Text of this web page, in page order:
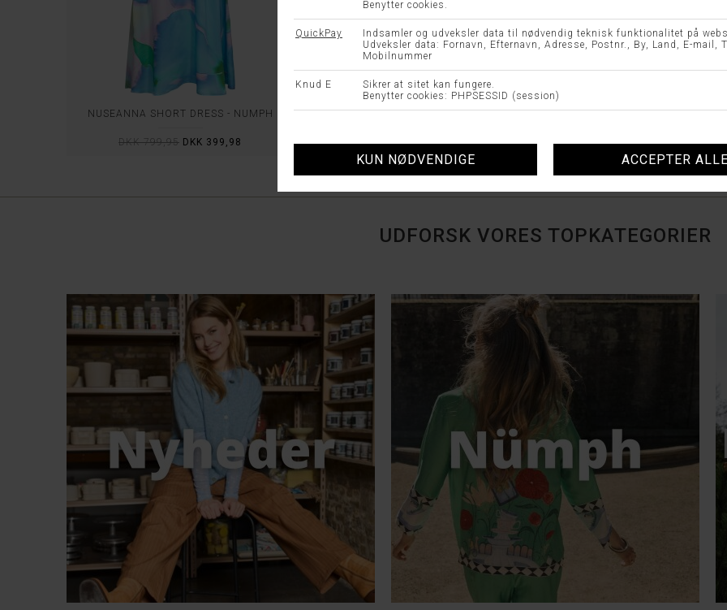
NUSEANNA SHORT DRESS - NÜMPH
DKK 799,95 DKK 399,98
KJOLE 220433 - BRANDTEX
DKK 699,95 DKK 349,98
KJOLE 7913 - MOLLY
DKK 1.699,00
UDFORSK VORES TOPKATEGORIER